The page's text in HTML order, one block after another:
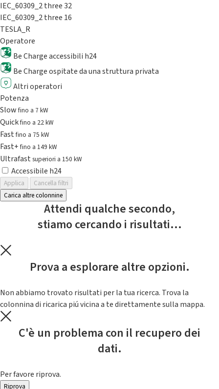
IEC_60309_2 three 32
IEC_60309_2 three 16
TESLA_R
Operatore
Be Charge accessibili h24
Be Charge ospitate da una struttura privata
Altri operatori
Potenza
Slowfino a 7 kW
Quickfino a 22 kW
Fastfino a 75 kW
Fast+fino a 149 kW
Ultrafast superiori a 150 kW
Accessibile h24
Applica
Cancella filtri
Carica altre colonnine
Attendi qualche secondo,
stiamo cercando i risultati...
Prova a esplorare altre opzioni.
Non abbiamo trovato risultati per la tua ricerca. Trova la
colonnina di ricarica piú vicina a te direttamente sulla mappa.
C'è un problema con il recupero dei
dati.
Per favore riprova.
Riprova